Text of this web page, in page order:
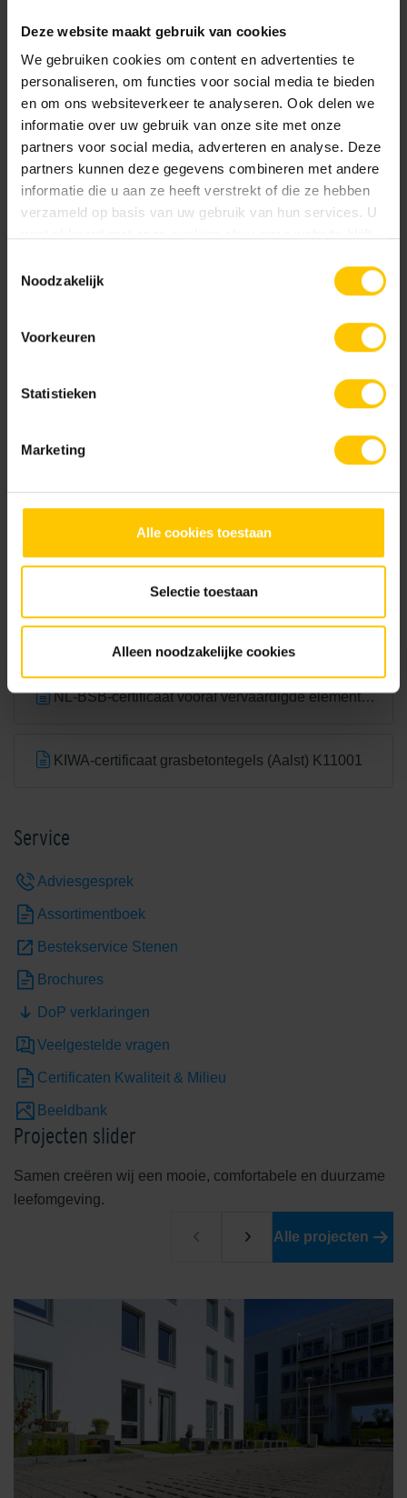
Deze website maakt gebruik van cookies
We gebruiken cookies om content en advertenties te
personaliseren, om functies voor social media te bieden
en om ons websiteverkeer te analyseren. Ook delen we
informatie over uw gebruik van onze site met onze
partners voor social media, adverteren en analyse. Deze
partners kunnen deze gegevens combineren met andere
informatie die u aan ze heeft verstrekt of die ze hebben
verzameld op basis van uw gebruik van hun services. U
Noodzakelijk
Voorkeuren
Statistieken
Marketing
Alle cookies toestaan
Selectie toestaan
Alleen noodzakelijke cookies
https://bestekservice.mbi.nl/?system_sys-
Kleurcode:
101
Maat
Standaard kleuren
Documentatie
NL-BSB-certificaat vooraf vervaardigde elementen van beton
NL-BSB-certificaat vooraf vervaardigde elementen van beton (Aalst) K20305
KIWA-certificaat grasbetontegels (Aalst) K11001
Service
Adviesgesprek
Assortimentboek
Bestekservice Stenen
Brochures
DoP verklaringen
Veelgestelde vragen
Certificaten Kwaliteit & Milieu
Beeldbank
Projecten slider
Samen creëren wij een mooie, comfortabele en duurzame
leefomgeving.
Alle projecten